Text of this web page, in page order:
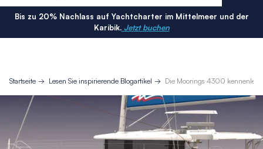
Bis zu 20% Nachlass auf Yachtcharter im Mittelmeer und der
Karibik.Jetzt buchen
Startseite Lesen Sie inspirierende Blogartikel Die Moorings 4300